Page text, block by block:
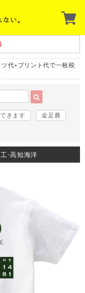
代+プリント代で一枚税
きます
金足農
-高知海洋